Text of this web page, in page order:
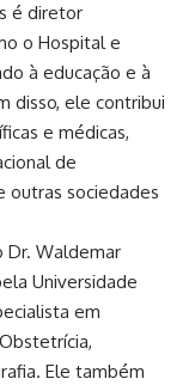
é diretor
o Hospital e
à educação e à
disso, ele contribui
e médicas,
de
outras sociedades
Dr. Waldemar
Universidade
em
Ele também